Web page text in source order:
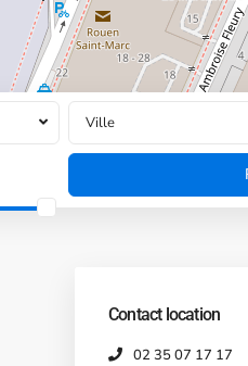
Ville
Contact location
02 35 07 17 17